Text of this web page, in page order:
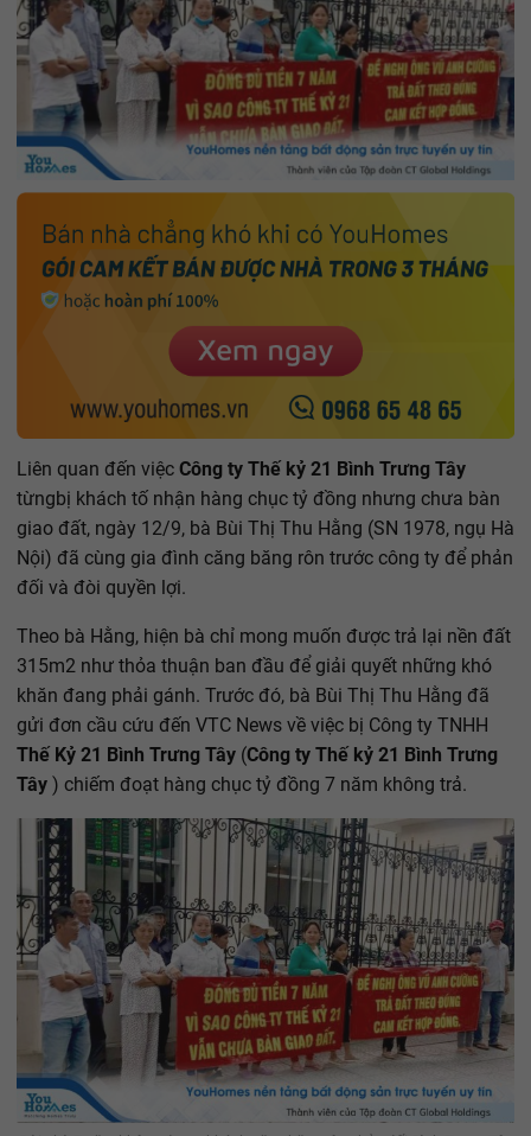
Liên quan đến việc Công ty Thế kỷ 21 Bình Trưng Tây
từngbị khách tố nhận hàng chục tỷ đồng nhưng chưa bàn
giao đất, ngày 12/9, bà Bùi Thị Thu Hằng (SN 1978, ngụ Hà
Nội) đã cùng gia đình căng băng rôn trước công ty để phản
đối và đòi quyền lợi.
Theo bà Hằng, hiện bà chỉ mong muốn được trả lại nền đất
315m2 như thỏa thuận ban đầu để giải quyết những khó
khăn đang phải gánh. Trước đó, bà Bùi Thị Thu Hằng đã
gửi đơn cầu cứu đến VTC News về việc bị Công ty TNHH
Thế Kỷ 21 Bình Trưng Tây (Công ty Thế kỷ 21 Bình Trưng
Tây ) chiếm đoạt hàng chục tỷ đồng 7 năm không trả.